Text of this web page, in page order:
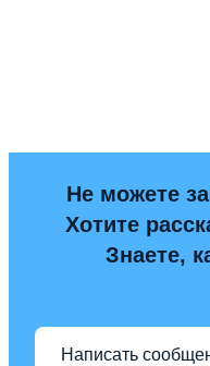
Не можете
Хотите
Знаете,
Написать